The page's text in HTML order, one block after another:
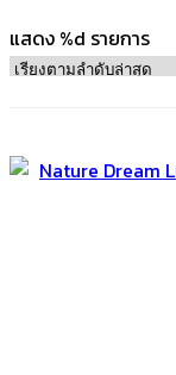
แสดง %d รายการ